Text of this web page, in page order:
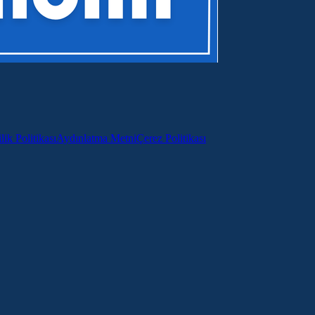
PolitikasıAydınlatma MetniÇerez Politikası